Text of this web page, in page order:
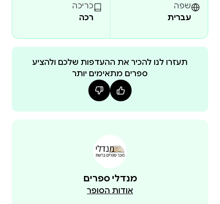
שפה
עברית
כריכה
רכה
תעזרו לנו להכיר את ההעדפות שלכם ולהציע
ספרים מתאימים יותר
מנדלי ספרים
אודות הסופר